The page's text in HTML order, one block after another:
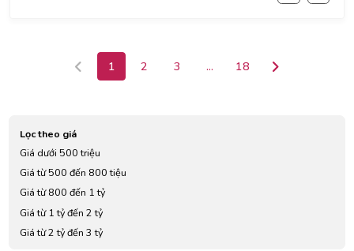
1 2 3 ... 18
Lọc theo giá
Giá dưới 500 triệu
Giá từ 500 đến 800 tiệu
Giá từ 800 đến 1 tỷ
Giá từ 1 tỷ đến 2 tỷ
Giá từ 2 tỷ đến 3 tỷ